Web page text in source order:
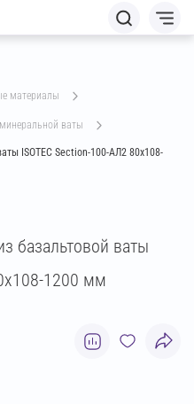
материалы
ваты
ISOTEC Section-100-АЛ2 80х108-
базальтовой ваты
1200 мм